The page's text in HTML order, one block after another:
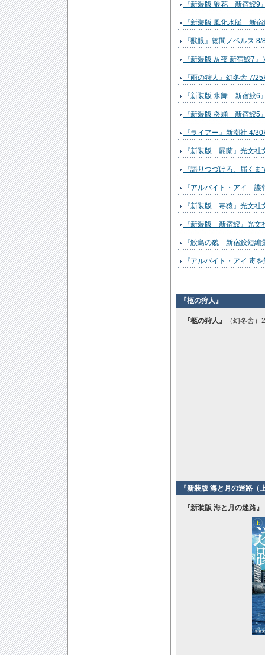
『新装版 狼花 新宿鮫9
『新装版 風化水脈 新
『獣眼』徳間ノベルス 8/
『新装版 灰夜 新宿鮫7
『雨の狩人』幻冬舎 7/25
『新装版 氷舞 新宿鮫6
『新装版 炎蛹 新宿鮫5
『ライアー』新潮社 4/30
『新装版 屍蘭』光文社
『語りつづけろ、届く
『アルバイト・アイ 諜
『新装版 毒猿』光文社
『新装版 新宿鮫』光文
『鮫島の貌 新宿鮫短編
『アルバイト・アイ 毒
『柩の狩人』
『柩の狩人』 （幻冬舎
『新装版 海と月の迷路（
『新装版 海と月の迷路